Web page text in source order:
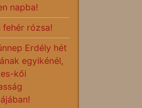
napba!
fehér rózsa!
Erdély hét
egyikénél,
kői